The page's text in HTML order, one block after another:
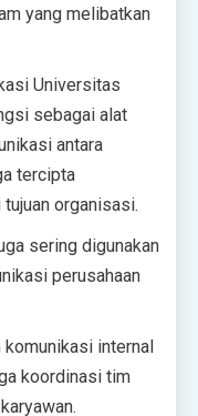
yang melibatkan
Universitas
sebagai alat
antara
tercipta
organisasi.
sering digunakan
perusahaan
internal
koordinasi tim